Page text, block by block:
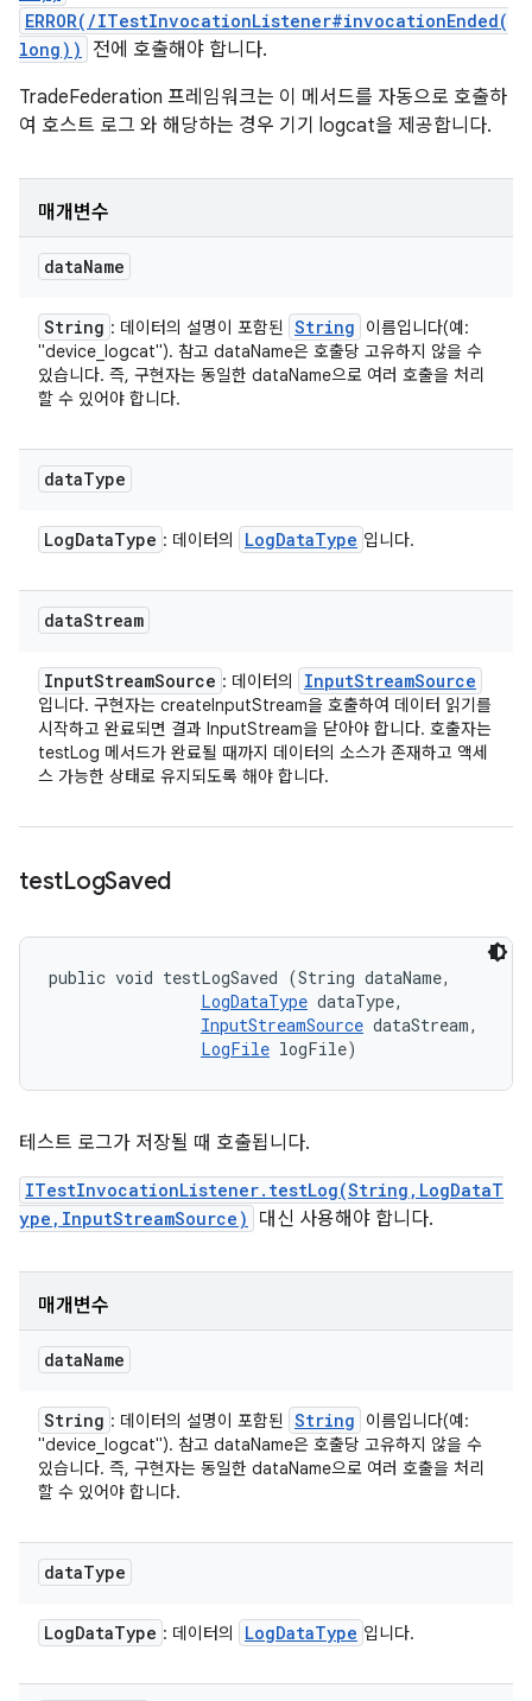
ERROR(/ITestInvocationListener#invocationEnded(
long))
전에 호출해야 합니다.
TradeFederation 프레임워크는 이 메서드를 자동으로 호출하
여 호스트 로그 와 해당하는 경우 기기 logcat을 제공합니다.
매개변수
dataName
String : 데이터의 설명이 포함된 String
이름입니다(예:
"device_logcat"). 참고 dataName은 호출당 고유하지 않을 수
있습니다. 즉, 구현자는 동일한 dataName으로 여러 호출을 처리
할 수 있어야 합니다.
dataType
LogDataType : 데이터의 LogDataType 입니다.
dataStream
InputStreamSource : 데이터의 InputStreamSource
입니다. 구현자는 createInputStream을 호출하여 데이터 읽기를
시작하고 완료되면 결과 InputStream을 닫아야 합니다. 호출자는
testLog 메서드가 완료될 때까지 데이터의 소스가 존재하고 액세
스 가능한 상태로 유지되도록 해야 합니다.
testLogSaved
public void testLogSaved (String dataName,
LogDataType dataType,
InputStreamSource dataStream,
LogFile logFile)
테스트 로그가 저장될 때 호출됩니다.
ITestInvocationListener.testLog(String,LogDataT
ype,InputStreamSource)
대신 사용해야 합니다.
매개변수
dataName
String : 데이터의 설명이 포함된 String
이름입니다(예:
"device_logcat"). 참고 dataName은 호출당 고유하지 않을 수
있습니다. 즉, 구현자는 동일한 dataName으로 여러 호출을 처리
할 수 있어야 합니다.
dataType
LogDataType : 데이터의 LogDataType 입니다.